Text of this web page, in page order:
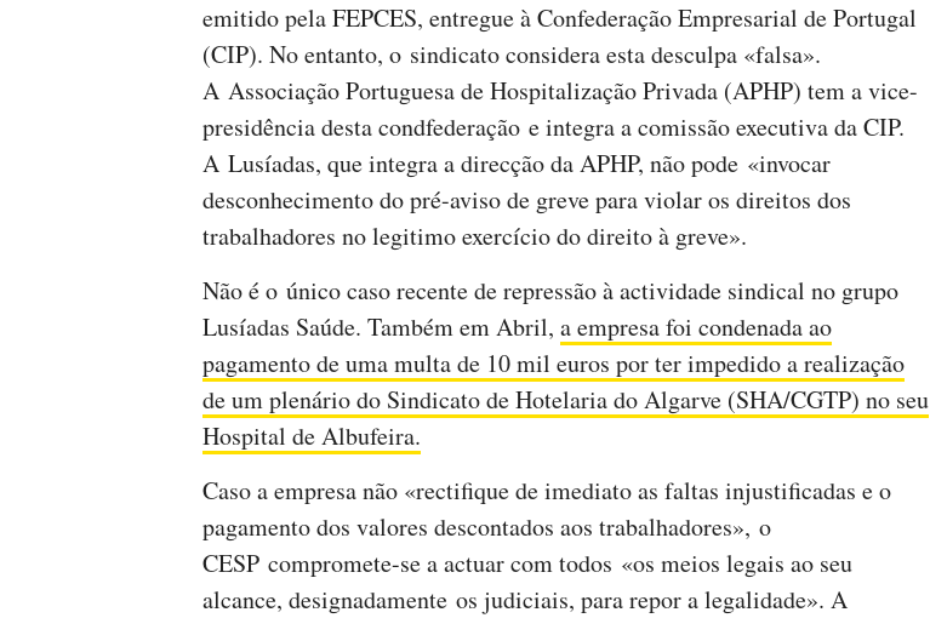
emitido pela FEPCES, entregue à Confederação Empresarial de Portugal
(CIP). No entanto, o sindicato considera esta desculpa «falsa».
A Associação Portuguesa de Hospitalização Privada (APHP) tem a vice-
presidência desta condfederação e integra a comissão executiva da CIP.
A Lusíadas, que integra a direcção da APHP, não pode «invocar
desconhecimento do pré-aviso de greve para violar os direitos dos
trabalhadores no legitimo exercício do direito à greve».
Não é o único caso recente de repressão à actividade sindical no grupo
Lusíadas Saúde. Também em Abril, a empresa foi condenada ao
pagamento de uma multa de 10 mil euros por ter impedido a realização
de um plenário do Sindicato de Hotelaria do Algarve (SHA/CGTP) no seu
Hospital de Albufeira.
Caso a empresa não «rectifique de imediato as faltas injustificadas e o
pagamento dos valores descontados aos trabalhadores», o
CESP compromete-se a actuar com todos «os meios legais ao seu
alcance, designadamente os judiciais, para repor a legalidade». A